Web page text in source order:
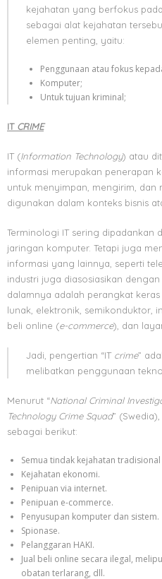
kejahatan yang berfokus
sebagai alat kejahatan
elemen penting, yaitu:
Penggunaan atau fokus
Komputer;
Untuk tujuan kriminal;
IT CRIME
IT (Information Technology) atau
informasi merupakan penerapan
untuk menyimpan, mengirim, dan
digunakan dalam konteks bisnis
Terminologi IT sering dipadankan
jaringan komputer. Tetapi juga
informasi yang lainnya, seperti
industri juga diasosiasikan
dalamnya adalah perangkat
lunak, elektronik, semikonduktor,
beli online (e-commerce), dan
Jadi, pengertian “IT crime”
melibatkan penggunaan
Menurut “National Criminal
Technology Crime Squad” (Swedia),
sebagai berikut:
Semua tindak kejahatan
Kejahatan ekonomi.
Penipuan via internet.
Penipuan e-commerce.
Penyusupan komputer dan sistem.
Spionase.
Pelanggaran HAKI.
Jual beli online secara ilegal,
obatan terlarang, dll.